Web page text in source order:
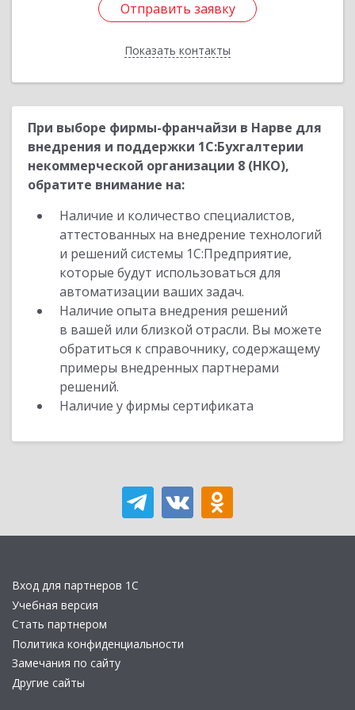
Отправить заявку
Показать контакты
Отправить заявку
Назад
При выборе фирмы-франчайзи в Нарве для
внедрения и поддержки 1С:Бухгалтерии
некоммерческой организации 8 (НКО),
обратите внимание на:
Наличие и количество специалистов,
аттестованных на внедрение технологий
и решений системы 1С:Предприятие,
которые будут использоваться для
автоматизации ваших задач.
Наличие опыта внедрения решений
в вашей или близкой отрасли. Вы можете
обратиться к справочнику, содержащему
примеры внедренных партнерами
решений.
Наличие у фирмы сертификата
Вход для партнеров 1С
Учебная версия
Стать партнером
Политика конфиденциальности
Замечания по сайту
Другие сайты